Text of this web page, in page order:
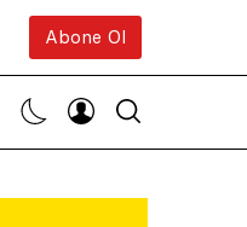
Abone Ol